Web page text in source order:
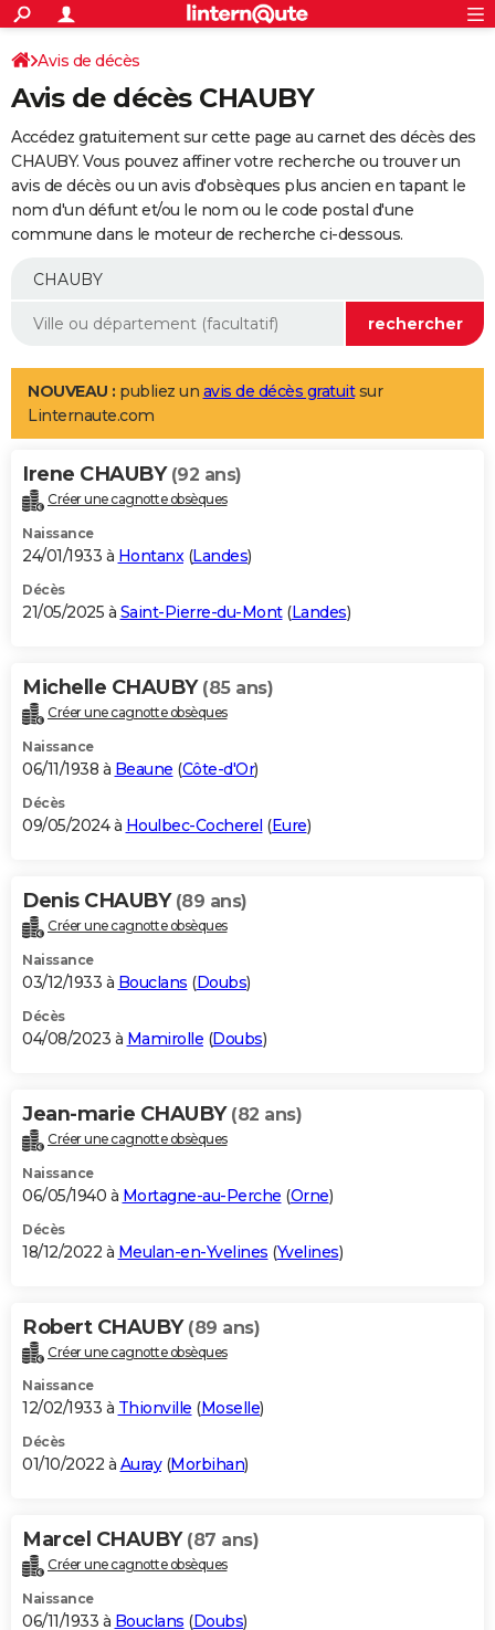
ACTUALITÉS
Politique
Société
Faits Divers
Education
Monde
Villes
+
SPORT
Coupe du monde 2026
Football
Tennis
Cyclisme
Rugby
Forum
Programme TV
TNT
Streaming
Cinéma
Sorties cinéma
Musique
+
FINANCE
Retraite
Epargne
Immobilier
Risques naturels par ville
Banque
Assurance
AUTO
Essais
Réserver un essai
Citadines
Berlines
SUV
Forum auto
+
Mobiles
Meilleur smartphone
Internet
Ordinateurs
Jeux vidéo
Guide high-tech
Aménagement intérieur
LIFESTYLE
Art de vivre
Bien-être
Loisirs
Mode
Modes de vie
Alimentation
Guide de la santé
Maladies
Médicaments
Sommeil
VOYAGE
Destinations
City break
Voyage nature
Voyage de noces
Forum
Climat
+PHOTO
GUIDES D'ACHAT
BONS PLANS
Carte de Noël
Carte Bonne année
Carte Saint-Valentin
Carte Pâques
Carte d'anniversaire
DICTIONNAIRE
Dictionnaire
Biographies
Citations
Expressions
Proverbes
PROGRAMME TV
S'inscrire
Se connecter
Lycées
Collèges
Primaires
Universités
Entreprises
Service militaire
Avis de recherche
AVIS DE DÉCÈS
Bricolage
Lifestyle
Culture
Sport
Auto
Television
Voyage
Cinema
Avis de décès
Avis de décès CHAUBY
Accédez gratuitement sur cette page au carnet des décès des
CHAUBY. Vous pouvez affiner votre recherche ou trouver un
avis de décès ou un avis d'obsèques plus ancien en tapant le
nom d'un défunt et/ou le nom ou le code postal d'une
commune dans le moteur de recherche ci-dessous.
NOUVEAU : publiez un avis de décès gratuitsur
Linternaute.com
Irene CHAUBY (92 ans)
Créer une cagnotte obsèques
Naissance
24/01/1933 à Hontanx(Landes)
Décès
21/05/2025 à Saint-Pierre-du-Mont(Landes)
Michelle CHAUBY (85 ans)
Créer une cagnotte obsèques
Naissance
06/11/1938 à Beaune (Côte-d'Or)
Décès
09/05/2024 à Houlbec-Cocherel (Eure)
Denis CHAUBY (89 ans)
Créer une cagnotte obsèques
Naissance
03/12/1933 à Bouclans (Doubs)
Décès
04/08/2023 à Mamirolle (Doubs)
Jean-marie CHAUBY (82 ans)
Créer une cagnotte obsèques
Naissance
06/05/1940 à Mortagne-au-Perche (Orne)
Décès
18/12/2022 à Meulan-en-Yvelines (Yvelines)
Robert CHAUBY (89 ans)
Créer une cagnotte obsèques
Naissance
12/02/1933 à Thionville (Moselle)
Décès
01/10/2022 à Auray(Morbihan)
Marcel CHAUBY (87 ans)
Créer une cagnotte obsèques
Naissance
06/11/1933 à Bouclans (Doubs)